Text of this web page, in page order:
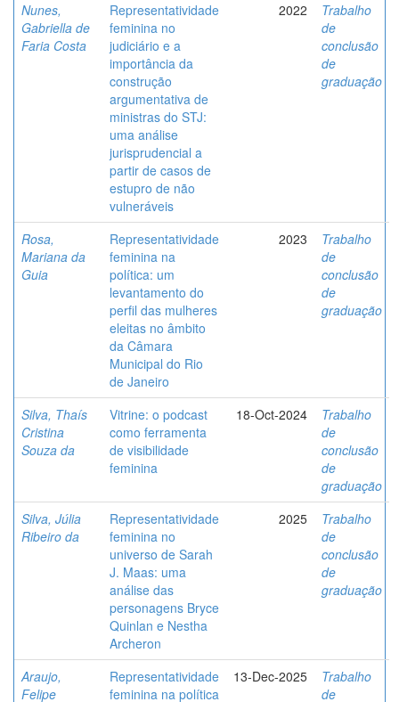
Nunes,
Gabriella de
Faria Costa
Representatividade
feminina no
judiciário e a
importância da
construção
argumentativa de
ministras do STJ:
uma análise
jurisprudencial a
partir de casos de
estupro de não
vulneráveis
2022
Trabalho
de
conclusão
de
graduação
Rosa,
Mariana da
Guia
Representatividade
feminina na
política: um
levantamento do
perfil das mulheres
eleitas no âmbito
da Câmara
Municipal do Rio
de Janeiro
2023
Trabalho
de
conclusão
de
graduação
Silva, Thaís
Cristina
Souza da
Vitrine: o podcast
como ferramenta
de visibilidade
feminina
18-Oct-2024
Trabalho
de
conclusão
de
graduação
Silva, Júlia
Ribeiro da
Representatividade
feminina no
universo de Sarah
J. Maas: uma
análise das
personagens Bryce
Quinlan e Nestha
Archeron
2025
Trabalho
de
conclusão
de
graduação
Araujo,
Felipe
Representatividade
feminina na política
13-Dec-2025
Trabalho
de